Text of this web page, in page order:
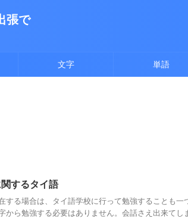
張で
文字 単語
するタイ語
する場合は、タイ語学校に行って勉強することも一
から勉強する必要はありません。会話さえ出来てし